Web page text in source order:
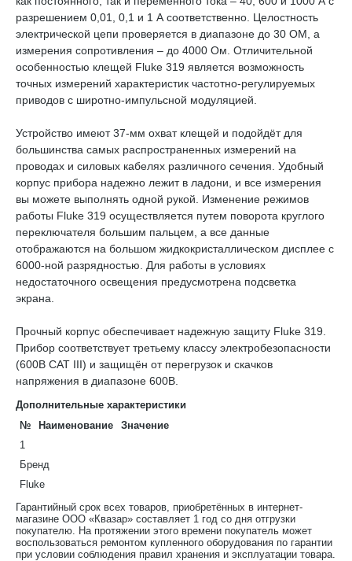
разрешением 0,01, 0,1 и 1 А соответственно. Целостность
электрической цепи проверяется в диапазоне до 30 ОМ, а
измерения сопротивления – до 4000 Ом. Отличительной
особенностью клещей Fluke 319 является возможность
точных измерений характеристик частотно-регулируемых
приводов с широтно-импульсной модуляцией.
Устройство имеют 37-мм охват клещей и подойдёт для
большинства самых распространенных измерений на
проводах и силовых кабелях различного сечения. Удобный
корпус прибора надежно лежит в ладони, и все измерения
вы можете выполнять одной рукой. Изменение режимов
работы Fluke 319 осуществляется путем поворота круглого
переключателя большим пальцем, а все данные
отображаются на большом жидкокристаллическом дисплее с
6000-ной разрядностью. Для работы в условиях
недостаточного освещения предусмотрена подсветка
экрана.
Прочный корпус обеспечивает надежную защиту Fluke 319.
Прибор соответствует третьему классу электробезопасности
(600В CAT III) и защищён от перегрузок и скачков
напряжения в диапазоне 600В.
Дополнительные характеристики
№
Наименование
Значение
1
Бренд
Fluke
Гарантийный срок всех товаров, приобретённых в интернет-
магазине ООО «Квазар» составляет 1 год со дня отгрузки
покупателю. На протяжении этого времени покупатель может
воспользоваться ремонтом купленного оборудования по гарантии
при условии соблюдения правил хранения и эксплуатации товара.